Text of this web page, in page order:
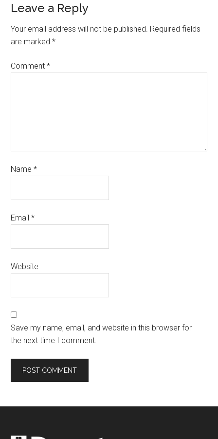
Leave a Reply
Your email address will not be published. Required fields
are marked*
Comment*
Name*
Email*
Website
Save my name, email, and website in this browser for
the next time I comment.